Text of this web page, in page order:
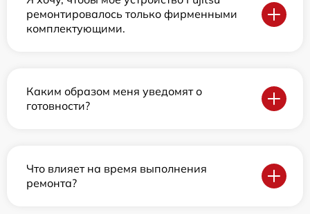
ремонтировалось только фирменными
комплектующими.
Каким образом меня уведомят о
готовности?
Что влияет на время выполнения
ремонта?